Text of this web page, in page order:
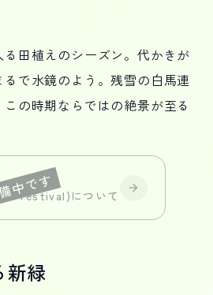
田植えのシーズン。代かきが
で水鏡のよう。残雪の白馬連
の時期ならではの絶景が至る
festival) について
新緑